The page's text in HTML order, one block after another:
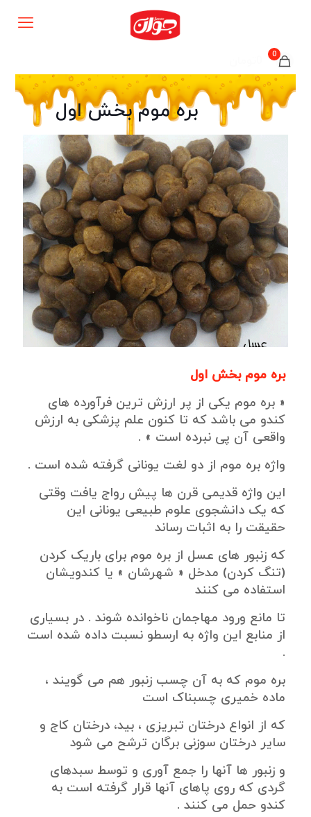
0
بره موم بخش اول
بره موم بخش اول
« بره موم یکی از پر ارزش ترین فرآورده های
کندو می باشد که تا کنون علم پزشکی به ارزش
واقعی آن پی نبرده است » .
واژه بره موم از دو لغت یونانی گرفته شده است .
این واژه قدیمی قرن ها پیش رواج یافت وقتی
که یک دانشجوی علوم طبیعی یونانی این
حقیقت را به اثبات رساند
که زنبور های عسل از بره موم برای باریک کردن
(تنگ کردن) مدخل « شهرشان » یا کندویشان
استفاده می کنند
تا مانع ورود مهاجمان ناخوانده شوند . در بسیاری
از منابع این واژه به ارسطو نسبت داده شده است
.
بره موم که به آن چسب زنبور هم می گویند ،
ماده خمیری چسبناک است
که از انواع درختان تبریزی ، بید، درختان کاج و
سایر درختان سوزنی برگان ترشح می شود
و زنبور ها آنها را جمع آوری و توسط سبدهای
گردی که روی پاهای آنها قرار گرفته است به
کندو حمل می کنند .